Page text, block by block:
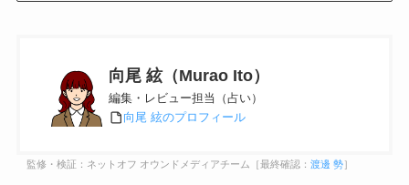
向尾 絃（Murao Ito）
編集・レビュー担当（占い）
向尾 絃のプロフィール
監修・検証：ネットオフ オウンドメディアチーム［最終確認： 渡邊 勢］